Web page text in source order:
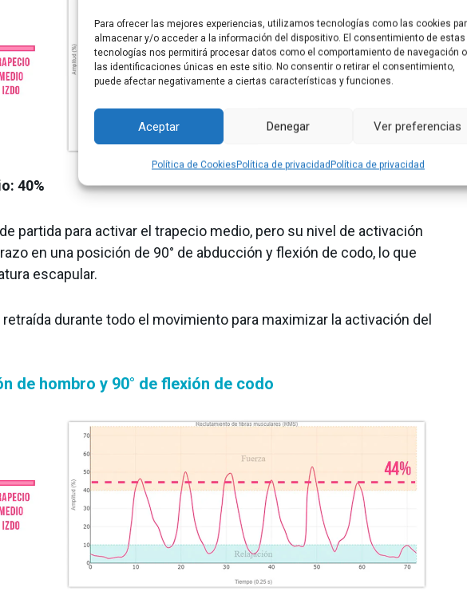
Para ofrecer las mejores experiencias, utilizamos tecnologías como las cookies
almacenar y/o acceder a la información del dispositivo. El consentimiento de estas
tecnologías nos permitirá procesar datos como el comportamiento de navegación o
las identificaciones únicas en este sitio. No consentir o retirar el consentimiento,
puede afectar negativamente a ciertas características y funciones.
Aceptar Denegar Ver preferencias
Política de CookiesPolítica de privacidad Política de privacidad
40%
partida para activar el trapecio medio, pero su nivel de activación
en una posición de 90° de abducción y flexión de codo, lo que
escapular.
durante todo el movimiento para maximizar la activación del
de hombro y 90° de flexión de codo